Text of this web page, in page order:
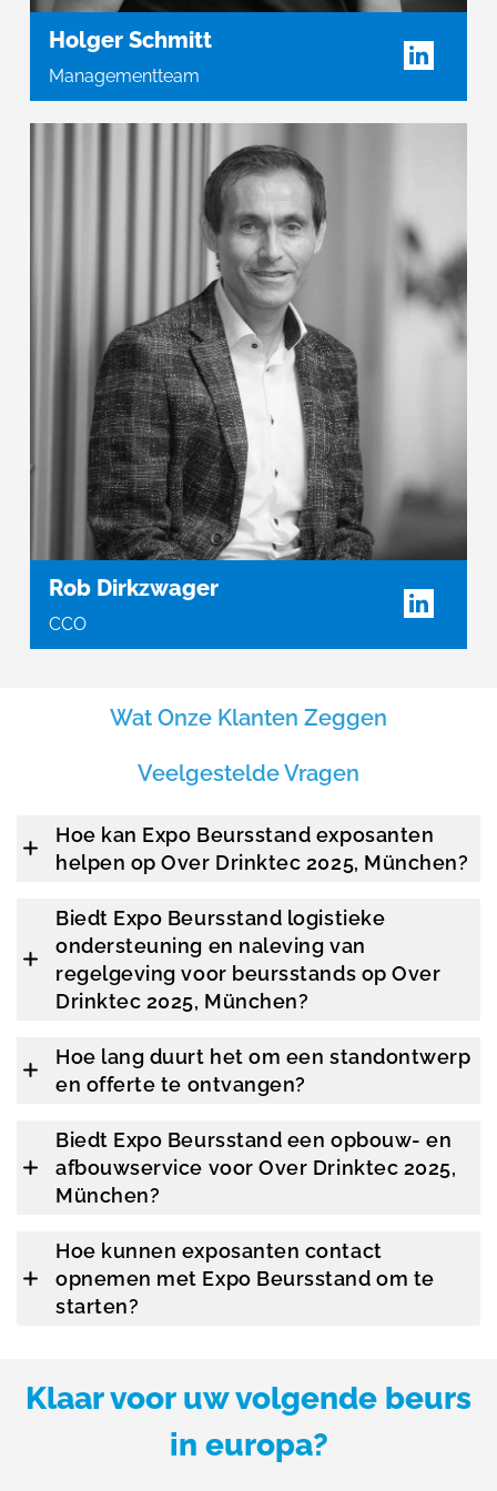
Holger Schmitt
Managementteam
Rob Dirkzwager
CCO
Wat Onze Klanten Zeggen
Veelgestelde Vragen
Hoe kan Expo Beursstand exposanten
helpen op Over Drinktec 2025, München?
Biedt Expo Beursstand logistieke
ondersteuning en naleving van
regelgeving voor beursstands op Over
Drinktec 2025, München?
Hoe lang duurt het om een standontwerp
en offerte te ontvangen?
Biedt Expo Beursstand een opbouw- en
afbouwservice voor Over Drinktec 2025,
München?
Hoe kunnen exposanten contact
opnemen met Expo Beursstand om te
starten?
Klaar voor uw volgende beurs
in europa?